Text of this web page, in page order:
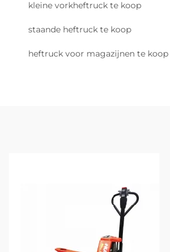
kleine vorkheftruck te koop
staande heftruck te koop
heftruck voor magazijnen te koop